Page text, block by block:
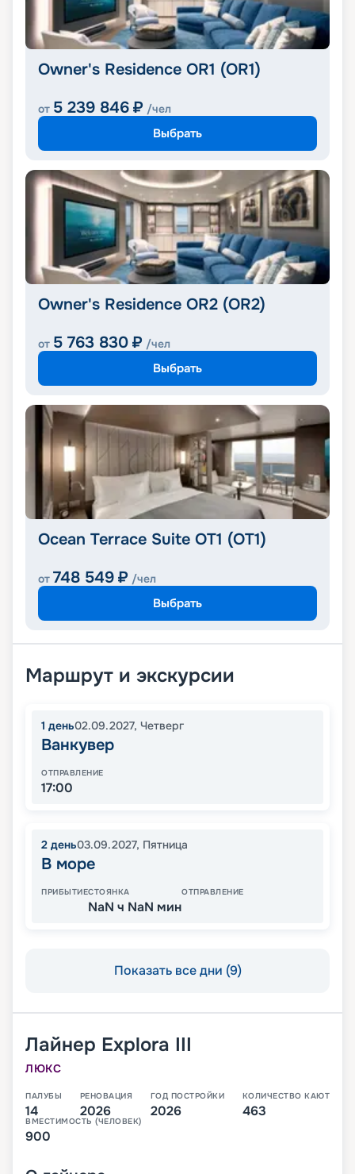
Owner's Residence OR1 (OR1)
от 5 239 846 ₽ /чел
Выбрать
Owner's Residence OR2 (OR2)
от 5 763 830 ₽ /чел
Выбрать
Ocean Terrace Suite OT1 (OT1)
от 748 549 ₽ /чел
Выбрать
Маршрут и экскурсии
1 день02.09.2027, Четверг
Ванкувер
ОТПРАВЛЕНИЕ
17:00
2 день03.09.2027, Пятница
В море
ПРИБЫТИЕСТОЯНКА
NaN ч NaN мин
ОТПРАВЛЕНИЕ
Показать все дни (9)
Лайнер Explora III
ЛЮКС
ПАЛУБЫ
14
РЕНОВАЦИЯ
2026
ГОД ПОСТРОЙКИ
2026
КОЛИЧЕСТВО КАЮТ
463
ВМЕСТИМОСТЬ (ЧЕЛОВЕК)
900